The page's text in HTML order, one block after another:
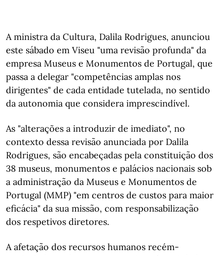
A ministra da Cultura, Dalila Rodrigues, anunciou
este sábado em Viseu "uma revisão profunda" da
empresa Museus e Monumentos de Portugal, que
passa a delegar "competências amplas nos
dirigentes" de cada entidade tutelada, no sentido
da autonomia que considera imprescindível.
As "alterações a introduzir de imediato", no
contexto dessa revisão anunciada por Dalila
Rodrigues, são encabeçadas pela constituição dos
38 museus, monumentos e palácios nacionais sob
a administração da Museus e Monumentos de
Portugal (MMP) "em centros de custos para maior
eficácia" da sua missão, com responsabilização
dos respetivos diretores.
A afetação dos recursos humanos recém-